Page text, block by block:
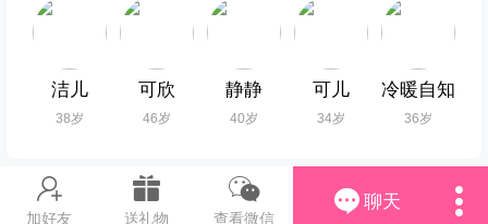
洁儿
38岁
可欣
46岁
静静
40岁
可儿
34岁
冷暖自知
36岁
加好友 送礼物 查看微信
聊天